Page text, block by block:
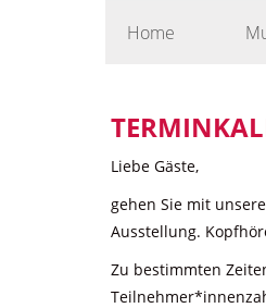
Home
Liebe Gäste,
gehen Sie mit
Ausstellung.
Zu bestimmten